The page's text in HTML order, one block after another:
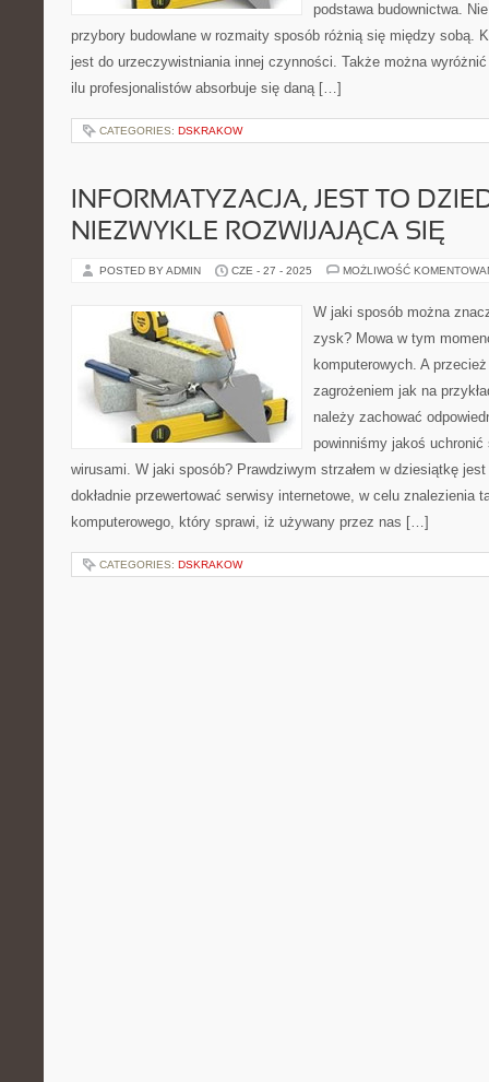
podstawa budownictwa.
przybory budowlane w rozmaity sposób różnią się między sobą.
jest do urzeczywistniania innej czynności. Także można
ilu profesjonalistów absorbuje się daną […]
CATEGORIES: DSKRAKOW
INFORMATYZACJA, JEST TO
NIEZWYKLE ROZWIJAJĄCA SIĘ
POSTED BY ADMIN CZE - 27 - 2025 MOŻLIWOŚĆ
W jaki sposób można
zysk? Mowa w tym
komputerowych. A
zagrożeniem jak na
należy zachować
powinniśmy jakoś
wirusami. W jaki sposób? Prawdziwym strzałem w dziesiątkę
dokładnie przewertować serwisy internetowe, w celu znalezienia
komputerowego, który sprawi, iż używany przez nas […]
CATEGORIES: DSKRAKOW